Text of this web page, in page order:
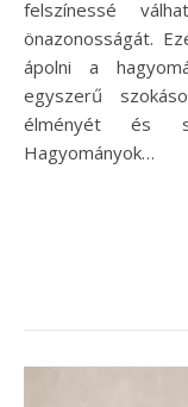
felszínessé
önazonosságát.
ápolni a
egyszerű
élményét és
Hagyományok…